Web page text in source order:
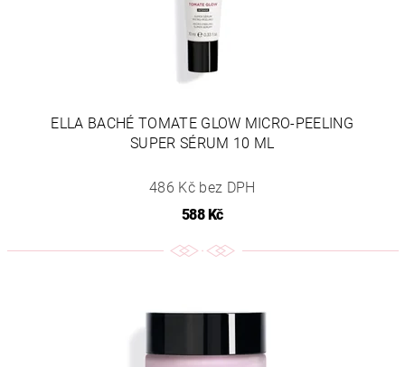
ELLA BACHÉ TOMATE GLOW MICRO-PEELING
SUPER SÉRUM 10 ML
486 Kč bez DPH
588 Kč